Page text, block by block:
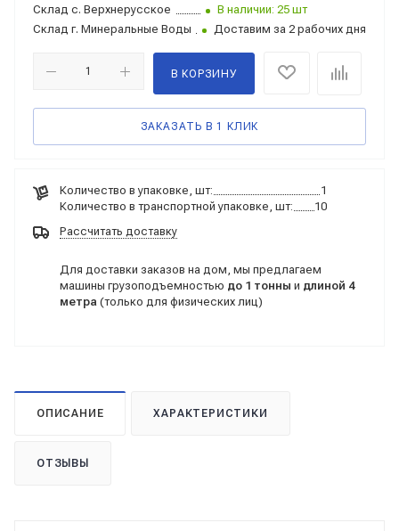
Склад с. Верхнерусское
В наличии: 25 шт
Склад г. Минеральные Воды Доставим за 2 рабочих дня
В КОРЗИНУ
ЗАКАЗАТЬ В 1 КЛИК
Количество в упаковке, шт:
1
Количество в транспортной упаковке, шт:
10
Рассчитать доставку
Для доставки заказов на дом, мы предлагаем
машины грузоподъемностью до 1 тонны и длиной 4
метра (только для физических лиц)
ОПИСАНИЕ ХАРАКТЕРИСТИКИ
ОТЗЫВЫ